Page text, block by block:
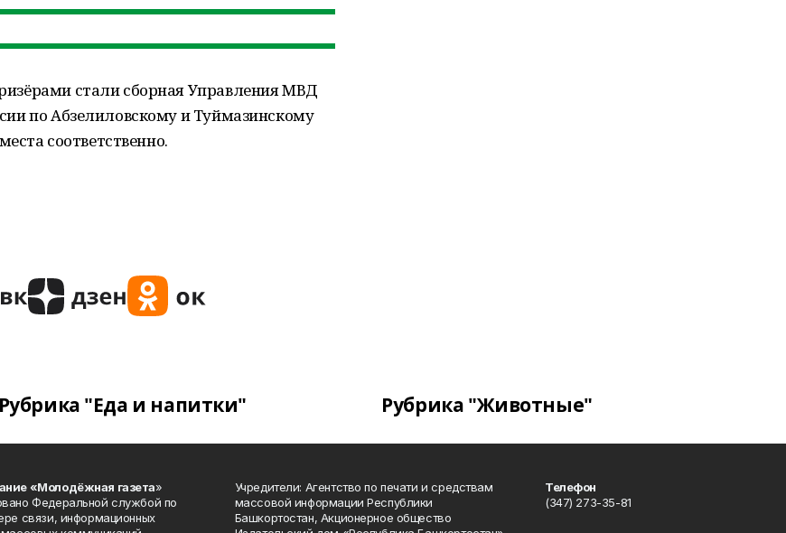
стали сборная Управления МВД
по Абзелиловскому и Туймазинскому
соответственно.
Рубрика "Еда и напитки" Рубрика "Животные"
«Молодёжная газета»
Федеральной службой по
связи, информационных
Учредители: Агентство по печати и средствам
массовой информации Республики
Башкортостан, Акционерное общество
Телефон
(347) 273-35-81